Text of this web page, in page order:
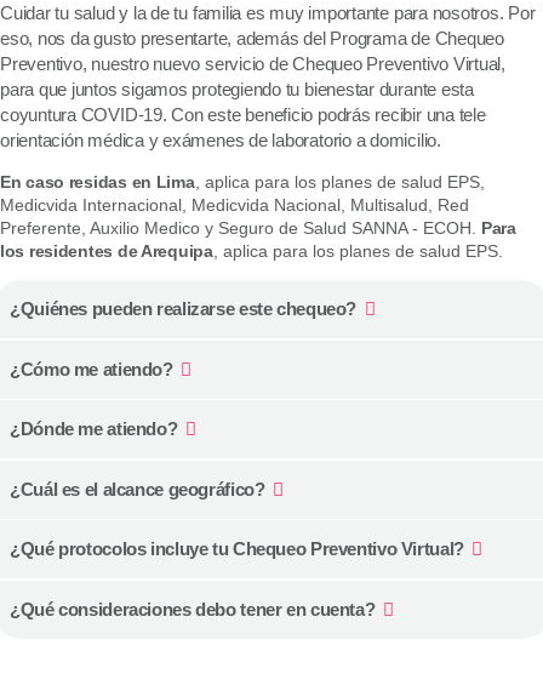
Cuidar tu salud y la de tu familia es muy importante para nosotros. Por
eso, nos da gusto presentarte, además del Programa de Chequeo
Preventivo, nuestro nuevo servicio de Chequeo Preventivo Virtual,
para que juntos sigamos protegiendo tu bienestar durante esta
coyuntura COVID-19. Con este beneficio podrás recibir una tele
orientación médica y exámenes de laboratorio a domicilio.
En caso residas en Lima, aplica para los planes de salud EPS,
Medicvida Internacional, Medicvida Nacional, Multisalud, Red
Preferente, Auxilio Medico y Seguro de Salud SANNA - ECOH. Para
los residentes de Arequipa, aplica para los planes de salud EPS.
¿Quiénes pueden realizarse este chequeo?
¿Cómo me atiendo?
¿Dónde me atiendo?
¿Cuál es el alcance geográfico?
¿Qué protocolos incluye tu Chequeo Preventivo Virtual?
¿Qué consideraciones debo tener en cuenta?